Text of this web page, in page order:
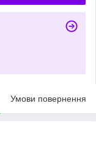
Умови повернення